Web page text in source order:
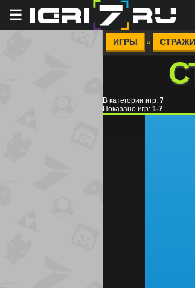
☰
ИГРЫ »
В категории игр: 7
Показано игр: 1-7